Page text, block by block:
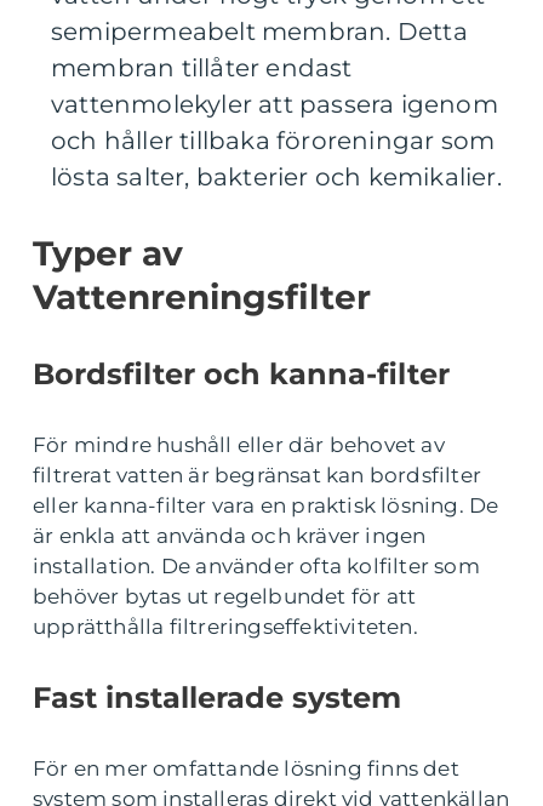
semipermeabelt membran. Detta
membran tillåter endast
vattenmolekyler att passera igenom
och håller tillbaka föroreningar som
lösta salter, bakterier och kemikalier.
Typer av
Vattenreningsfilter
Bordsfilter och kanna-filter
För mindre hushåll eller där behovet av
filtrerat vatten är begränsat kan bordsfilter
eller kanna-filter vara en praktisk lösning. De
är enkla att använda och kräver ingen
installation. De använder ofta kolfilter som
behöver bytas ut regelbundet för att
upprätthålla filtreringseffektiviteten.
Fast installerade system
För en mer omfattande lösning finns det
system som installeras direkt vid vattenkällan